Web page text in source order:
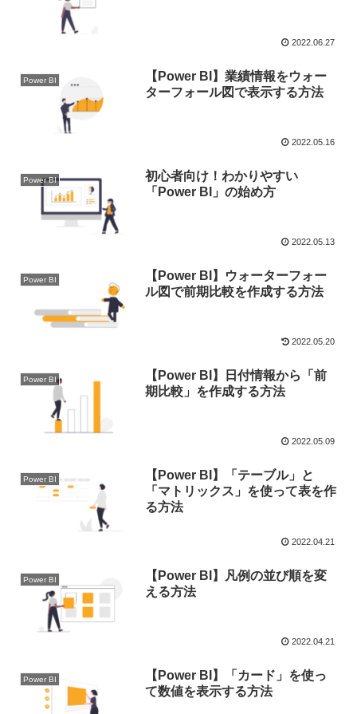
2022.06.27
Power BI
【Power BI】業績情報をウォー
ターフォール図で表示する方法
2022.05.16
Power BI
初心者向け！わかりやすい
「Power BI」の始め方
2022.05.13
Power BI
【Power BI】ウォーターフォー
ル図で前期比較を作成する方法
2022.05.20
Power BI
【Power BI】日付情報から「前
期比較」を作成する方法
2022.05.09
Power BI
【Power BI】「テーブル」と
「マトリックス」を使って表を作
る方法
2022.04.21
Power BI
【Power BI】凡例の並び順を変
える方法
2022.04.21
Power BI
【Power BI】「カード」を使っ
て数値を表示する方法